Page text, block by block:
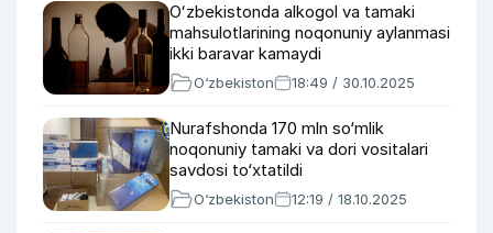
Oʻzbekistonda alkogol va tamaki
mahsulotlarining noqonuniy aylanmasi
ikki baravar kamaydi
O‘zbekiston 18:49 / 30.10.2025
Nurafshonda 170 mln so‘mlik
noqonuniy tamaki va dori vositalari
savdosi to‘xtatildi
O‘zbekiston 12:19 / 18.10.2025